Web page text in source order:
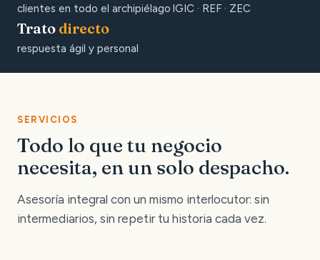
clientes en todo el archipiélago IGIC · REF · ZEC
Trato directo
respuesta ágil y personal
SERVICIOS
Todo lo que tu negocio
necesita, en un solo despacho.
Asesoría integral con un mismo interlocutor: sin
intermediarios, sin repetir tu historia cada vez.